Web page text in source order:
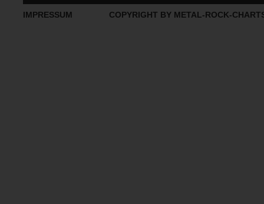
IMPRESSUM COPYRIGHT BY METAL-ROCK-